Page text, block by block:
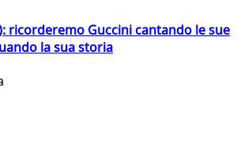
ricorderemo Guccini cantando le sue
la sua storia